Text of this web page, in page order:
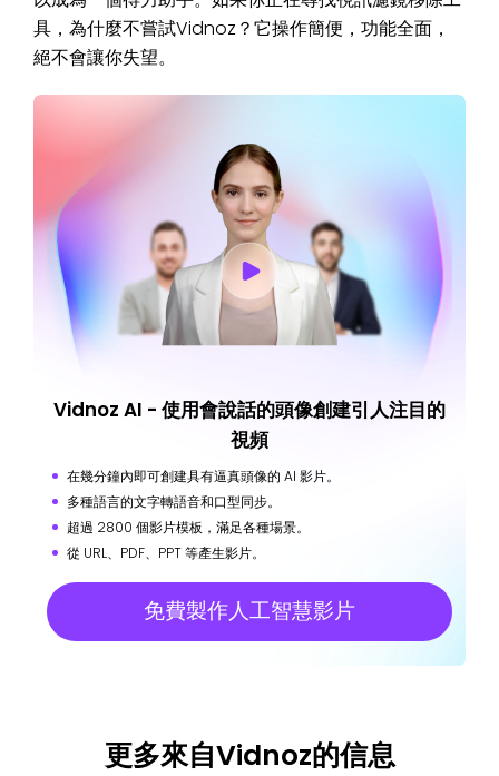
具，為什麼不嘗試Vidnoz？它操作簡便，功能全面，
絕不會讓你失望。
Vidnoz AI - 使用會說話的頭像創建引人注目的
視頻
在幾分鐘內即可創建具有逼真頭像的 AI 影片。
多種語言的文字轉語音和口型同步。
超過 2800 個影片模板，滿足各種場景。
從 URL、PDF、PPT 等產生影片。
免費製作人工智慧影片
更多來自Vidnoz的信息